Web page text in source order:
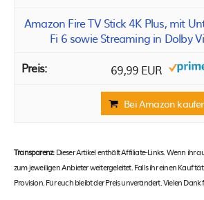
Amazon Fire TV Stick 4K Plus, mit
Fi 6 sowie Streaming in Dolby
69,99 EUR
Bei Amazon
Transparenz:Dieser Artikel enthält Affiliate-Links. Wenn ihr
zum jeweiligen Anbieter weitergeleitet. Falls ihr einen Kauf
Provision. Für euch bleibt der Preis unverändert. Vielen